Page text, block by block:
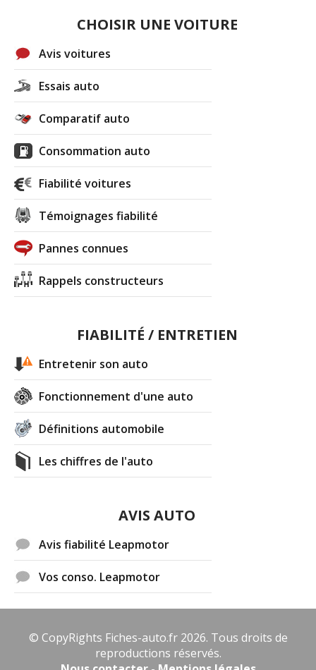
CHOISIR UNE VOITURE
Avis voitures
Essais auto
Comparatif auto
Consommation auto
Fiabilité voitures
Témoignages fiabilité
Pannes connues
Rappels constructeurs
FIABILITÉ / ENTRETIEN
Entretenir son auto
Fonctionnement d'une auto
Définitions automobile
Les chiffres de l'auto
AVIS AUTO
Avis fiabilité Leapmotor
Vos conso. Leapmotor
© CopyRights Fiches-auto.fr 2026. Tous droits de
reproductions réservés.